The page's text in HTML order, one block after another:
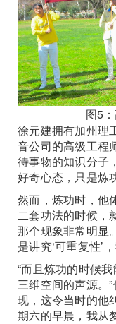
图5
徐元建拥有加州理
音公司的高级工程
待事物的知识分子
好奇心态，只是炼
然而，炼功时，他
二套功法的时候，
那个现象非常明显
是讲究‘可重复性’
“而且炼功的时候
三维空间的声源。
现，这令当时的他
期六的早晨，我从